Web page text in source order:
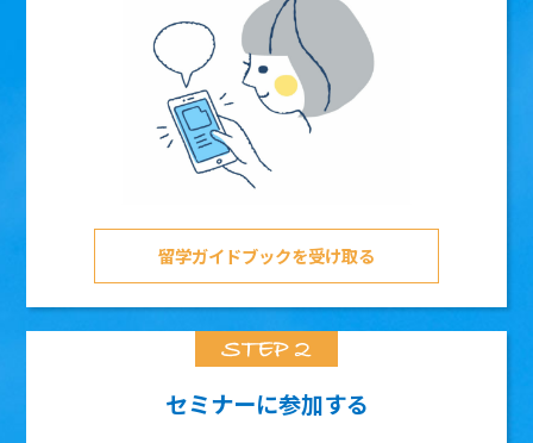
留学ガイドブックを受け取る
セミナーに参加する